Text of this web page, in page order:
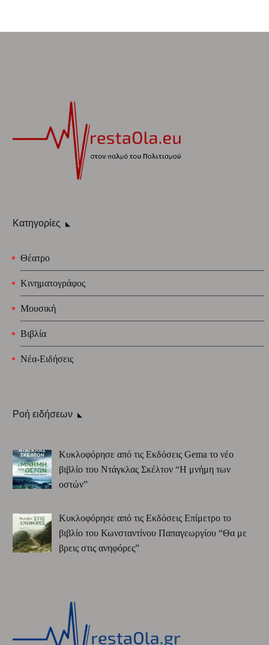
Κατηγορίες
Θέατρο
Κινηματογράφος
Μουσική
Βιβλία
Νέα-Ειδήσεις
Ροή ειδήσεων
Κυκλοφόρησε από τις Εκδόσεις Gema το νέο
βιβλίο του Ντάγκλας Σκέλτον “Η μνήμη των
οστών”
Κυκλοφόρησε από τις Εκδόσεις Επίμετρο το
βιβλίο του Κωνσταντίνου Παπαγεωργίου “Θα με
βρεις στις ανηφόρες”